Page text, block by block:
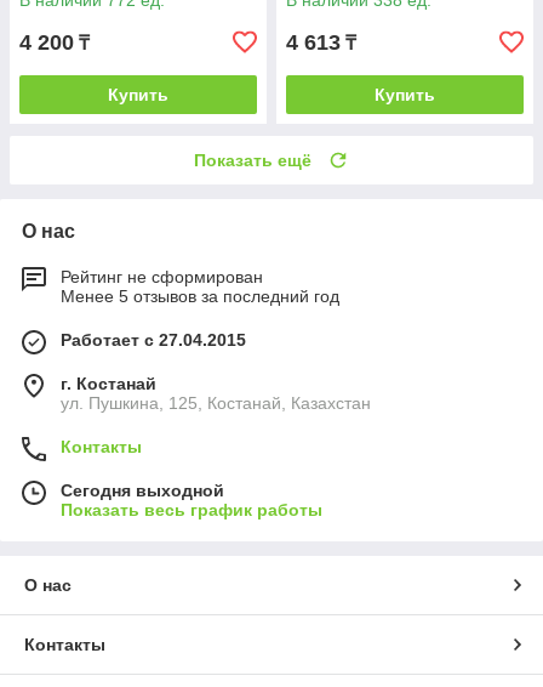
4 200 ₸
Купить
4 613 ₸
Купить
Показать ещё
О нас
Рейтинг не сформирован
Менее 5 отзывов за последний год
Работает с 27.04.2015
г. Костанай
ул. Пушкина, 125, Костанай, Казахстан
Контакты
Сегодня выходной
Показать весь график работы
О нас
Контакты